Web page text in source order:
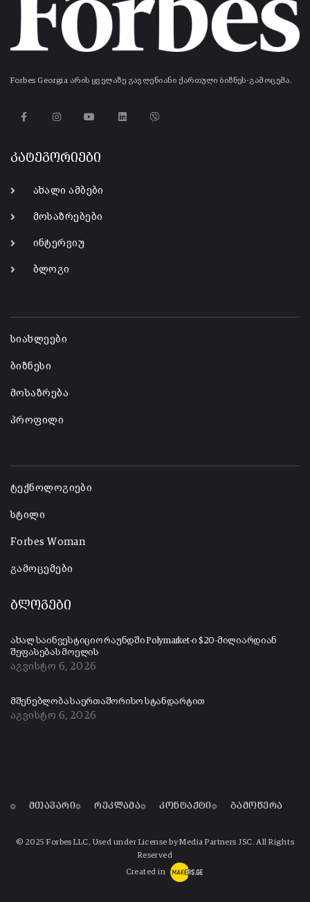
Forbes Georgia არის ყველაზე გავლენიანი ქართული ბიზნეს-გამოცემა.
კატეგორიები
ახალი ამბები
მოსაზრებები
ინტერვიუ
ბლოგი
სიახლეები
ბიზნესი
მოსაზრება
პროფილი
ტექნოლოგიები
სტილი
Forbes Woman
გამოცემები
ბლოგები
ახალ საინვესტიციო რაუნდში Polymarket-ი $20-მილიარდიან
შეფასებას მოელის
აგვისტო 6, 2026
მშენებლობა საერთაშორისო სტანდარტით
აგვისტო 6, 2026
მთავარი რეკლამა კონტაქტი გამოწერა
© 2025 Forbes LLC, Used under License by Media Partners JSC. All Rights
Reserved
Created in